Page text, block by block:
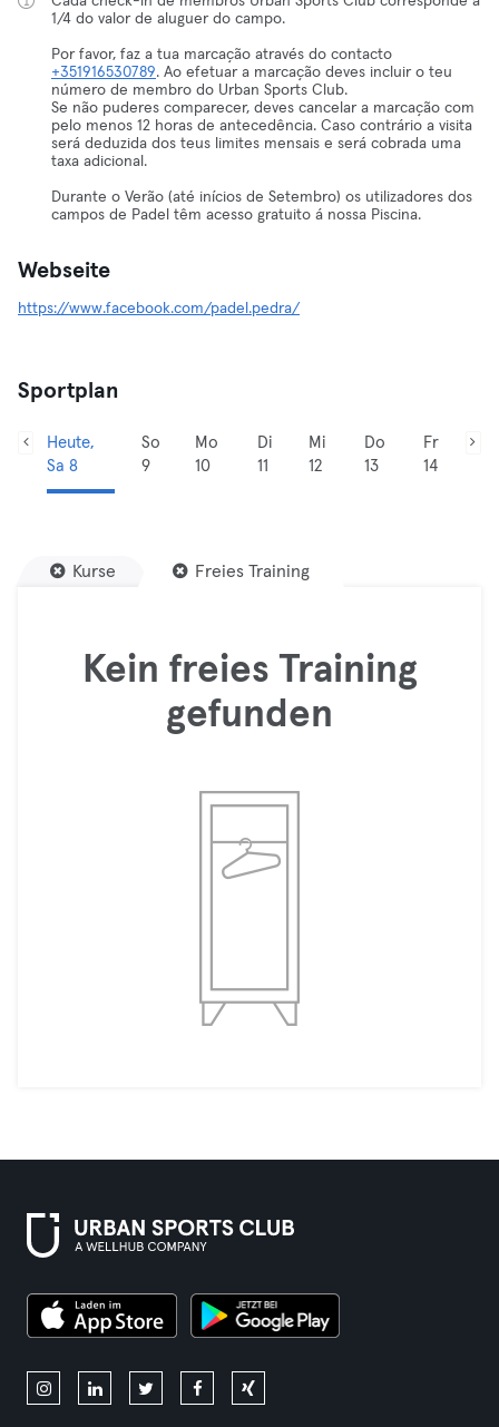
1/4 do valor de aluguer do campo.
Por favor, faz a tua marcação através do contacto
+351916530789. Ao efetuar a marcação deves incluir o teu
número de membro do Urban Sports Club.
Se não puderes comparecer, deves cancelar a marcação com
pelo menos 12 horas de antecedência. Caso contrário a visita
será deduzida dos teus limites mensais e será cobrada uma
taxa adicional.
Durante o Verão (até inícios de Setembro) os utilizadores dos
campos de Padel têm acesso gratuito á nossa Piscina.
Webseite
https://www.facebook.com/padel.pedra/
Sportplan
Heute,
Sa 8
So
9
Mo
10
Di
11
Mi
12
Do
13
Fr
14
Kurse Freies Training
Kein freies Training
gefunden